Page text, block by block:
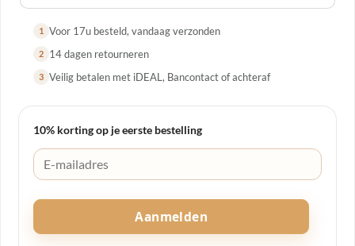
1 Voor 17u besteld, vandaag verzonden
2 14 dagen retourneren
3 Veilig betalen met iDEAL, Bancontact of achteraf
10% korting op je eerste bestelling
Aanmelden